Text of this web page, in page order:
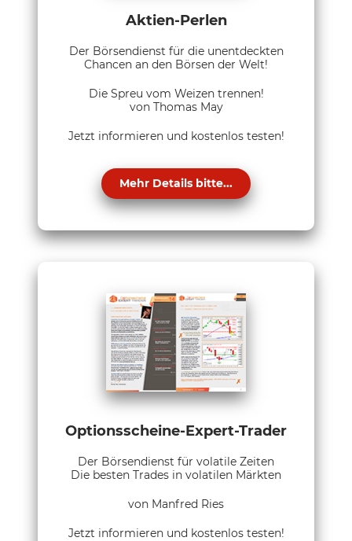
Aktien-Perlen
Der Börsendienst für die unentdeckten
Chancen an den Börsen der Welt!
Die Spreu vom Weizen trennen!
von Thomas May
Jetzt informieren und kostenlos testen!
Mehr Details bitte...
Optionsscheine-Expert-Trader
Der Börsendienst für volatile Zeiten
Die besten Trades in volatilen Märkten
von Manfred Ries
Jetzt informieren und kostenlos testen!